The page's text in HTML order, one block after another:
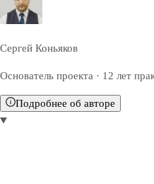
Сергей Коньяков
Основатель проекта · 12 лет
Подробнее об авторе